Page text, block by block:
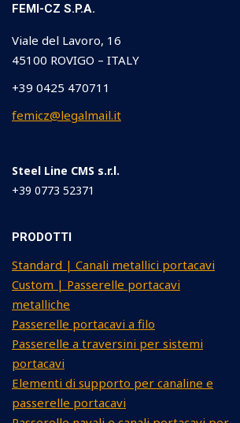
FEMI-CZ S.P.A.
Viale del Lavoro, 16
45100 ROVIGO – ITALY
+39 0425 470711
femicz@legalmail.it
Steel Line CMS s.r.l.
+39 0773 52371
PRODOTTI
Standard | Canali metallici portacavi
Custom | Passerelle portacavi
metalliche
Passerelle portacavi a filo
Passerelle a traversini per sistemi
portacavi
Elementi di supporto per canaline e
passerelle portacavi